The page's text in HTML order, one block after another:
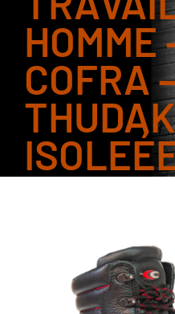
BOTTES ET
LES
HOMME
COFRA